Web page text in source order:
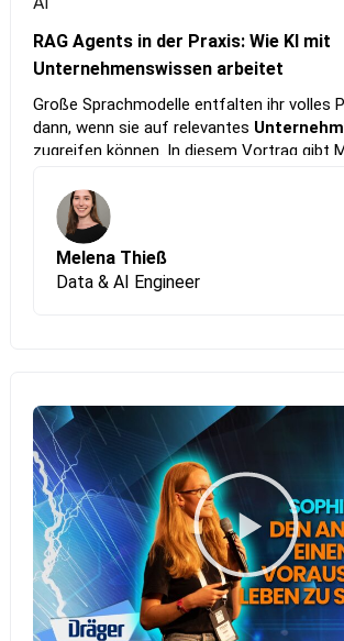
RAG Agents in der Praxis: Wie KI mit
Unternehmenswissen arbeitet
Große Sprachmodelle entfalten ihr volles
dann, wenn sie auf relevantes
zugreifen können. In diesem Vortrag gibt
Retrieval-Augmented Generation
wie sie funktionieren und warum sie
Rolle in modernen KI-Lösungen spielen.
Beispielen aus dem
als IT-Consultancy intelligente KI-Systeme
Melena Thieß
Data & AI Engineer